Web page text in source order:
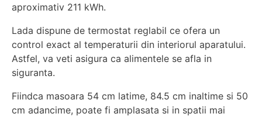
aproximativ 211 kWh.
Lada dispune de termostat reglabil ce ofera un
control exact al temperaturii din interiorul aparatului.
Astfel, va veti asigura ca alimentele se afla in
siguranta.
Fiindca masoara 54 cm latime, 84.5 cm inaltime si 50
cm adancime, poate fi amplasata si in spatii mai